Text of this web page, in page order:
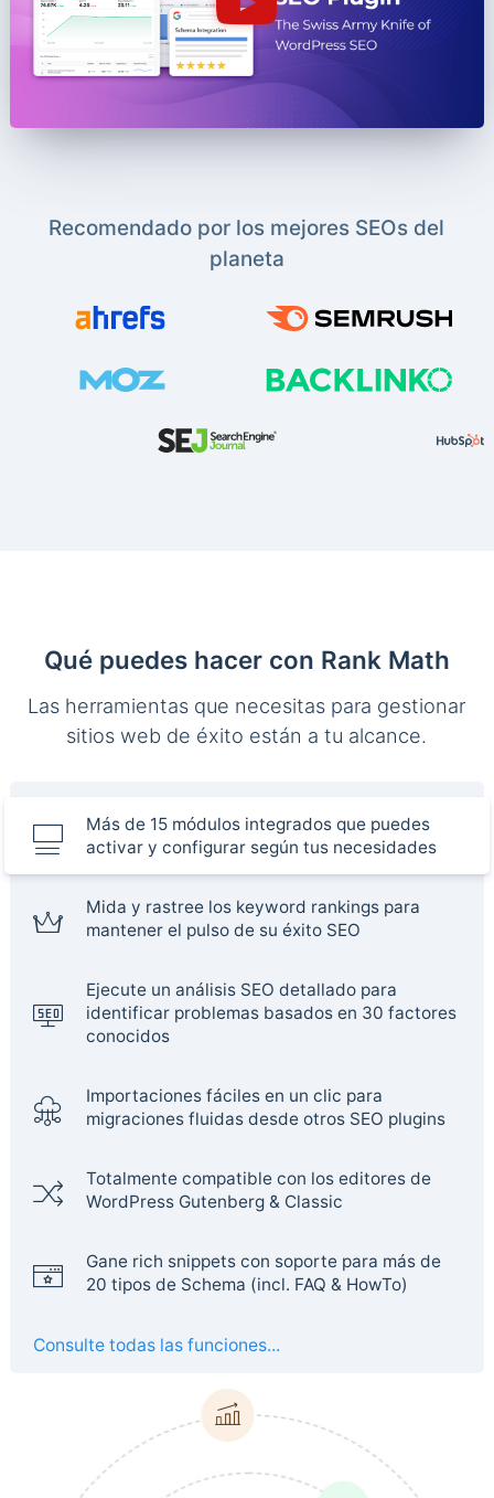
Recomendado por los mejores SEOs del
planeta
Qué puedes hacer con Rank Math
Las herramientas que necesitas para gestionar
sitios web de éxito están a tu alcance.
Más de 15 módulos integrados que puedes
activar y configurar según tus necesidades
Mida y rastree los keyword rankings para
mantener el pulso de su éxito SEO
Ejecute un análisis SEO detallado para
identificar problemas basados en 30 factores
conocidos
Importaciones fáciles en un clic para
migraciones fluidas desde otros SEO plugins
Totalmente compatible con los editores de
WordPress Gutenberg & Classic
Gane rich snippets con soporte para más de
20 tipos de Schema (incl. FAQ & HowTo)
Consulte todas las funciones...